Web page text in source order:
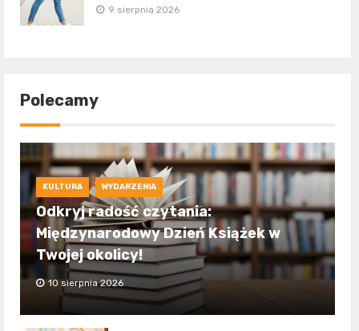
9 sierpnia 2026
Polecamy
KULTURA WYDARZENIA
Odkryj radość czytania:
Międzynarodowy Dzień Książek w
Twojej okolicy!
10 sierpnia 2026